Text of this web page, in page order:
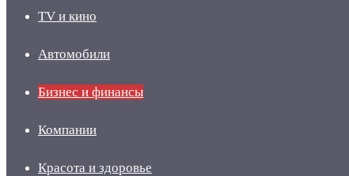
TV и кино
Автомобили
Бизнес и финансы
Компании
Красота и здоровье